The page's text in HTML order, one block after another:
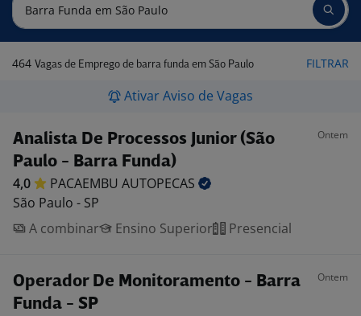
464 Vagas de Emprego de barra funda em São Paulo FILTRAR
Ativar Aviso de Vagas
Analista De Processos Junior (São
Paulo - Barra Funda)
Ontem
4,0 PACAEMBU AUTOPECAS
São Paulo - SP
A combinar
Ensino Superior Presencial
Operador De Monitoramento - Barra
Funda - SP
Ontem